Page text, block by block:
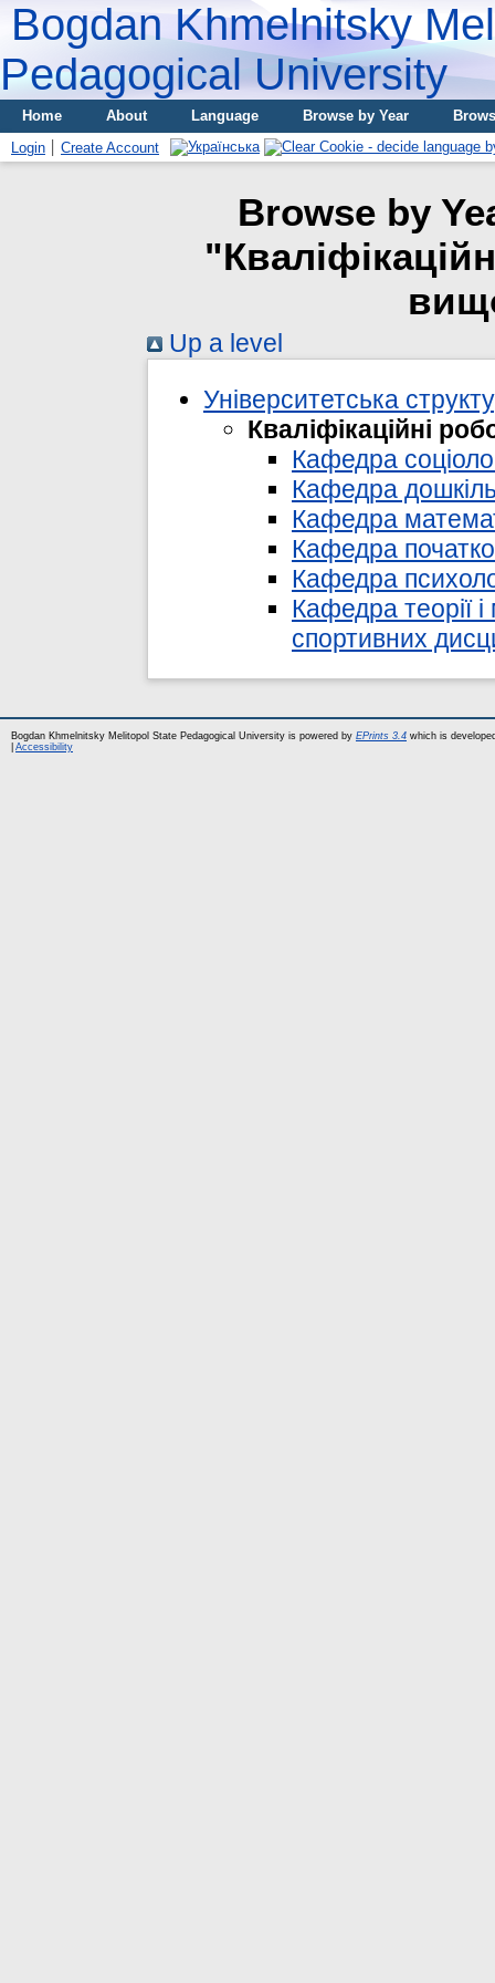
Bogdan Khmelnitsky
Pedagogical University
Home About Language Browse by Year
Login
Create Account
Browse by
Up a level
Університетська
Кваліфікаційні
Кафедра
Кафедра
Кафедра
Кафедра
Кафедра
Кафедра теорії
спортивних
Bogdan Khmelnitsky Melitopol State Pedagogical University is powered by EPrints 3.4 which is
Accessibility